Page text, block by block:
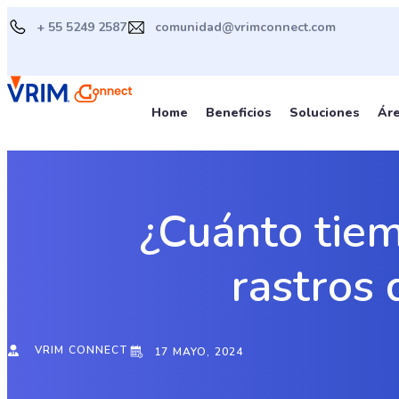
al
+ 55 5249 2587 comunidad@vrimconnect.com
Home Beneficios Soluciones
¿Cuánto
rastros
VRIM CONNECT 17 MAYO, 2024